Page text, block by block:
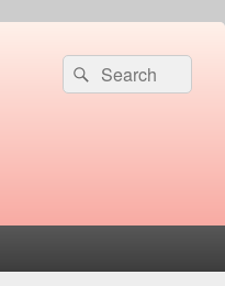
Suche
nach:
Suchen